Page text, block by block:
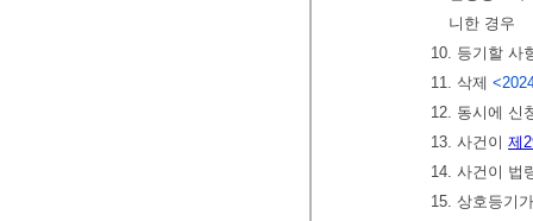
니한 경우
10. 등기할 사
11. 삭제
12. 동시에 신
13. 사건이 제
14. 사건이 법
15. 상호등기